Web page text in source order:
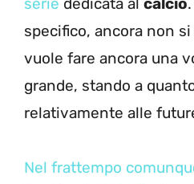
specifico, ancora non si
vuole fare ancora una
grande, stando a
relativamente alle
Nel frattempo